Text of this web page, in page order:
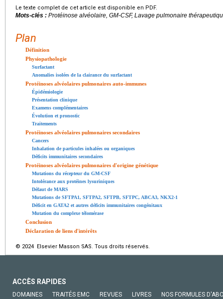
Le texte complet de cet article est disponible en PDF.
Mots-clés : Protéinose alvéolaire, GM-CSF, Lavage pulmonaire
Plan
Définition
Physiopathologie
Surfactant
Anomalies isolées de la clairance du surfactant
Protéinoses alvéolaires pulmonaires auto-immunes
Épidémiologie
Présentation clinique
Examens complémentaires
Évolution et pronostic
Traitements
Protéinoses alvéolaires pulmonaires secondaires
Cancers
Inhalation de particules inhalées ou organiques
Déficits immunitaires secondaires
Protéinoses alvéolaires pulmonaires d'origine génétique
Mutations du récepteur du GM-CSF
Intolérance aux protéines lysuriniques
Défaut de MARS
Mutations de SFTPA1, SFTPA2, SFTPB, SFTPC, ABCA3, NKX2-1
Déficit en GATA2 et autres déficits immunitaires congénitaux
Mutation du complexe télomérase
Conclusion
Déclaration de liens d'intérêts
© 2024 Elsevier Masson SAS. Tous droits réservés.
ACCÈS RAPIDES
DOMAINES TRAITÉS EMC REVUES LIVRES NOS FORMULES